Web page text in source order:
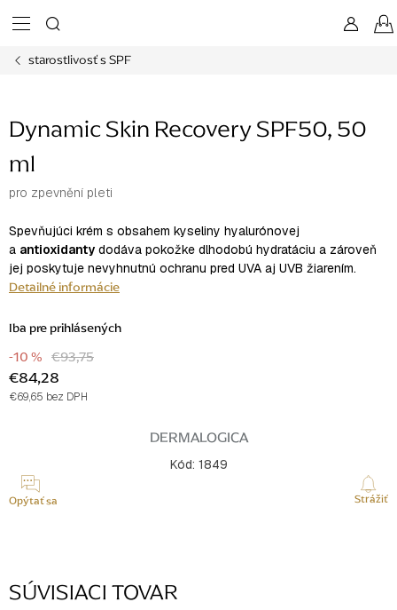
na
starostlivosť s SPF
Dynamic Skin Recovery SPF50, 50
ml
pro zpevnění pleti
Spevňujúci krém s obsahem kyseliny hyalurónovej
a antioxidanty dodáva pokožke dlhodobú hydratáciu a zároveň
jej poskytuje nevyhnutnú ochranu pred UVA aj UVB žiarením.
Detailné informácie
Iba pre prihlásených
€93,75
-10 %
€84,28
€69,65 bez DPH
DERMALOGICA
Kód: 1849
Opýtať sa Strážiť
SÚVISIACI TOVAR